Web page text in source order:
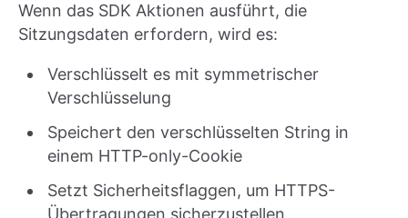
Wenn das SDK Aktionen ausführt, die
Sitzungsdaten erfordern, wird es:
Verschlüsselt es mit symmetrischer
Verschlüsselung
Speichert den verschlüsselten String in
einem HTTP-only-Cookie
Setzt Sicherheitsflaggen, um HTTPS-